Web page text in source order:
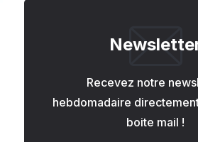
Recevez notre
hebdomadaire
boite mail !